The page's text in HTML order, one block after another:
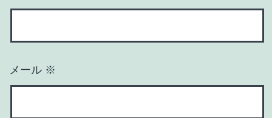
メール ※